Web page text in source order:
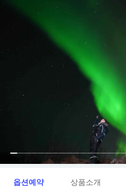
옵션예약 상품소개